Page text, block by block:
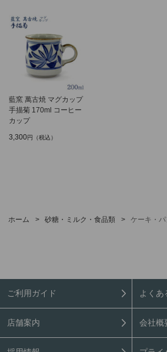
藍窯 萬古焼 マグカップ
手描菊 170ml コーヒー
カップ
3,300円（税込）
ホーム > 砂糖・ミルク・食品類 > ケーキ・
ご利用ガイド よくあ
店舗案内 会社概